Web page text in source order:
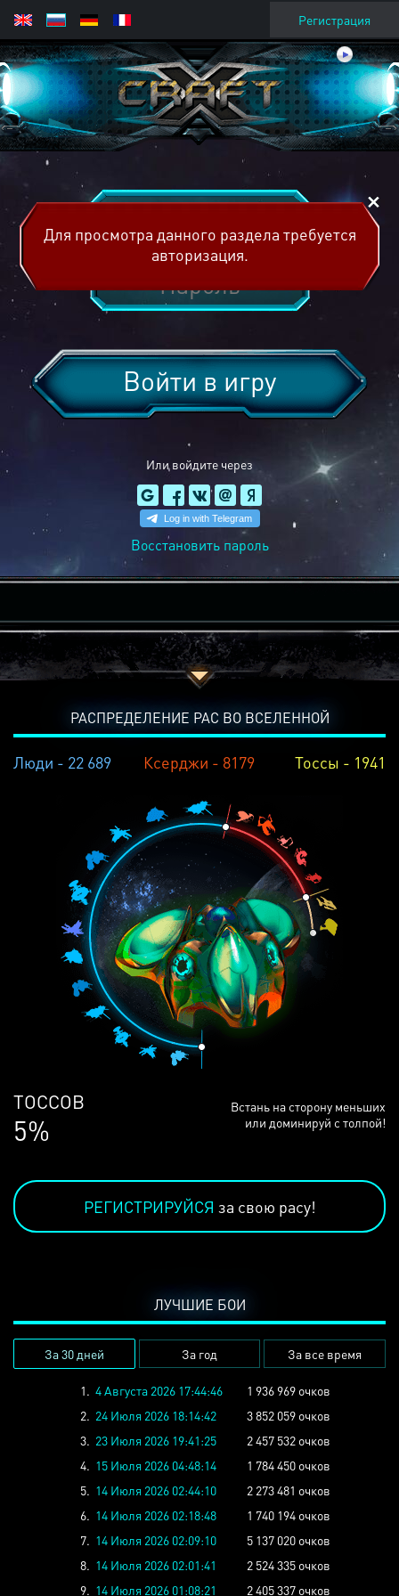
Регистрация
Или войдите через
Войти в игру
Восстановить пароль
Для просмотра данного раздела требуется
авторизация.
РАСПРЕДЕЛЕНИЕ РАС ВО ВСЕЛЕННОЙ
Люди - 22 689 Ксерджи - 8179 Тоссы - 1941
ЛЮДЕЙ
69%
Встань на сторону меньших
или доминируй с толпой!
РЕГИСТРИРУЙСЯ за свою расу!
ЛУЧШИЕ БОИ
За 30 дней За год За все время
1. 4 Августа 2026 17:44:46
1 936 969 очков
2. 24 Июля 2026 18:14:42
3 852 059 очков
3. 23 Июля 2026 19:41:25
2 457 532 очков
4. 15 Июля 2026 04:48:14
1 784 450 очков
5. 14 Июля 2026 02:44:10
2 273 481 очков
6. 14 Июля 2026 02:18:48
1 740 194 очков
7. 14 Июля 2026 02:09:10
5 137 020 очков
8. 14 Июля 2026 02:01:41
2 524 335 очков
9. 14 Июля 2026 01:08:21 2 405 337 очков